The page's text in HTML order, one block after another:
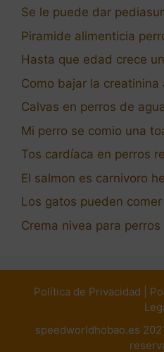
Se le puede dar
Piramide alimenticia
Hasta que edad crece
Como bajar la creatinina
Calvas en perros de
Mi perro se comio una
Tos cardíaca en perros
El salmon es carnivoro
Los gatos pueden
Crema nivea para perros
Política de Privacidad
speedworldhobao.es